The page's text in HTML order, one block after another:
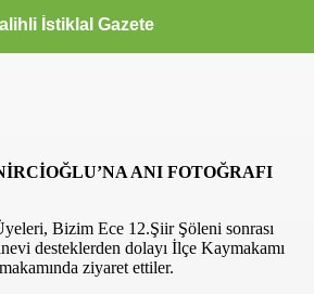
İstiklal Gazete
ANI FOTOĞRAFI
Bizim Ece 12.Şiir Şöleni sonrası
desteklerden dolayı İlçe Kaymakamı
ziyaret ettiler.